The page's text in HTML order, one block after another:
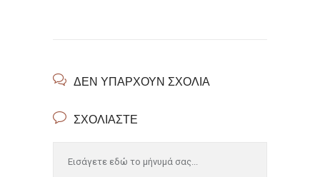
ΔΕΝ ΥΠΆΡΧΟΥΝ ΣΧΌΛΙΑ
ΣΧΟΛΙΆΣΤΕ